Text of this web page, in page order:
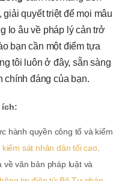
quyết triệt để mọi mâu
lo âu về pháp lý cản trở
bạn cần một điểm tựa
tôi luôn ở đây, sẵn sàng
chính đáng của bạn.
ích:
hành quyền công tố và kiểm
kiểm sát nhân dân tối cao.
văn bản pháp luật và